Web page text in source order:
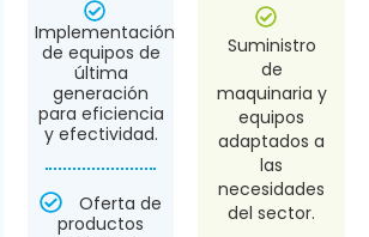
Implementación
de equipos de
última
generación
para eficiencia
y efectividad.
Oferta de
productos
Suministro
de
maquinaria y
equipos
adaptados a
las
necesidades
del sector.